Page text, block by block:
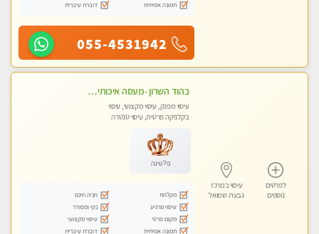
תמונה אמיתית
דוברת עיברית
055-4531942
לפרטים
נוספים
עיסוי במרכז
גבעת שמואל
בהוד השרון -מעסה איכותית למאסז מקצועי ומפנק לכל שרירי הגוף
עיסוי מפנק, עיסוי מקצועי, עיסוי
בקלניקה פרטית, עיסוי טנטרה
פלטינה
מקלחת
חניה חינם
עיסוי מרגיע
נקי ומסודר
מקום פרטי
עיסוי מקצועי
תמונה אמיתית
דוברת עיברית